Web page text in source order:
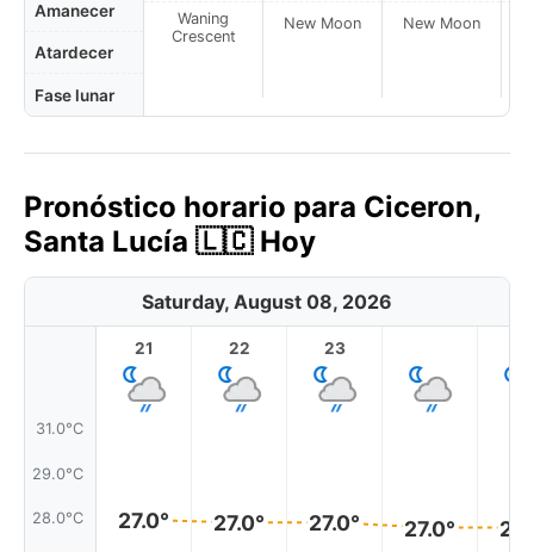
Amanecer
Atardecer
Fase lunar
Waning
Crescent
New Moon New Moon
Pronóstico horario para Ciceron,
Santa Lucía 🇱🇨 Hoy
Saturday, August 08, 2026
31.0°C
29.0°C
28.0°C
21
27.0°
22
27.0°
23
27.0° 27.0°